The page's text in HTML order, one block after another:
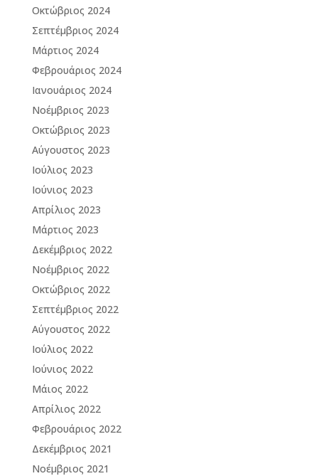
Οκτώβριος 2024
Σεπτέμβριος 2024
Μάρτιος 2024
Φεβρουάριος 2024
Ιανουάριος 2024
Νοέμβριος 2023
Οκτώβριος 2023
Αύγουστος 2023
Ιούλιος 2023
Ιούνιος 2023
Απρίλιος 2023
Μάρτιος 2023
Δεκέμβριος 2022
Νοέμβριος 2022
Οκτώβριος 2022
Σεπτέμβριος 2022
Αύγουστος 2022
Ιούλιος 2022
Ιούνιος 2022
Μάιος 2022
Απρίλιος 2022
Φεβρουάριος 2022
Δεκέμβριος 2021
Νοέμβριος 2021